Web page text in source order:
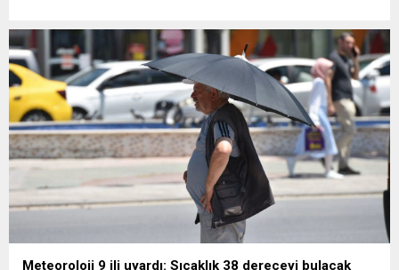
olun. Türkiye’yi...
Meteoroloji 9 ili uyardı: Sıcaklık 38 dereceyi bulacak